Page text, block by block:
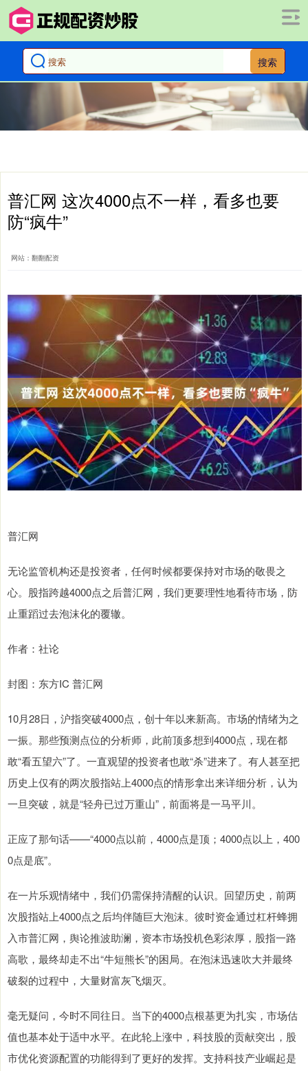
搜索
普汇网 这次4000点不一样，看多也要
防“疯牛”
网站：翻翻配资
普汇网
无论监管机构还是投资者，任何时候都要保持对市场的敬畏之
心。股指跨越4000点之后普汇网，我们更要理性地看待市场，防
止重蹈过去泡沫化的覆辙。
作者：社论
封图：东方IC 普汇网
10月28日，沪指突破4000点，创十年以来新高。市场的情绪为之
一振。那些预测点位的分析师，此前顶多想到4000点，现在都
敢“看五望六”了。一直观望的投资者也敢“杀”进来了。有人甚至把
历史上仅有的两次股指站上4000点的情形拿出来详细分析，认为
一旦突破，就是“轻舟已过万重山”，前面将是一马平川。
正应了那句话——“4000点以前，4000点是顶；4000点以上，400
0点是底”。
在一片乐观情绪中，我们仍需保持清醒的认识。回望历史，前两
次股指站上4000点之后均伴随巨大泡沫。彼时资金通过杠杆蜂拥
入市普汇网，舆论推波助澜，资本市场投机色彩浓厚，股指一路
高歌，最终却走不出“牛短熊长”的困局。在泡沫迅速吹大并最终
破裂的过程中，大量财富灰飞烟灭。
毫无疑问，今时不同往日。当下的4000点根基更为扎实，市场估
值也基本处于适中水平。在此轮上涨中，科技股的贡献突出，股
市优化资源配置的功能得到了更好的发挥。支持科技产业崛起是